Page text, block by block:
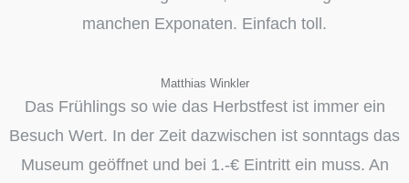
manchen Exponaten. Einfach toll.
Matthias Winkler
Das Frühlings so wie das Herbstfest ist immer ein
Besuch Wert. In der Zeit dazwischen ist sonntags das
Museum geöffnet und bei 1.-€ Eintritt ein muss. An